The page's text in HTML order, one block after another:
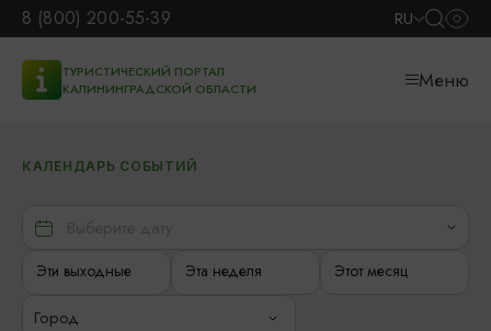
8 (800) 200-55-39 RU
ТУРИСТИЧЕСКИЙ ПОРТАЛ
КАЛИНИНГРАДСКОЙ ОБЛАСТИ
Меню
КАЛЕНДАРЬ СОБЫТИЙ
Эти выходные Эта неделя Этот месяц
Город